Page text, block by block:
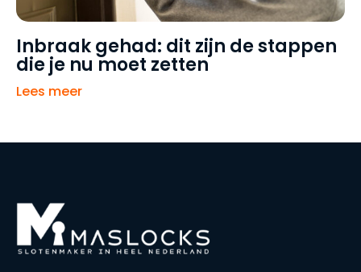
Inbraak gehad: dit zijn de stappen
die je nu moet zetten
Lees meer